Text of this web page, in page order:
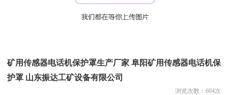
矿用传感器电话机保护罩生产厂家 阜阳矿用传感器电话机保
护罩 山东振达工矿设备有限公司
浏览次数： 604次